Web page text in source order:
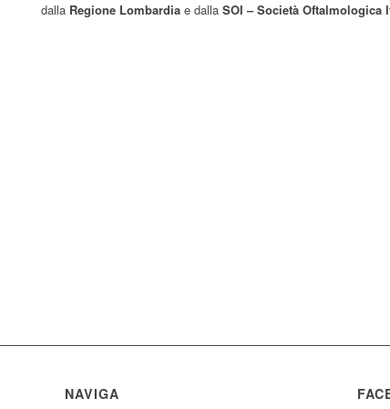
dalla Regione Lombardiae dalla SOI – Società Oftalmologica
NAVIGA